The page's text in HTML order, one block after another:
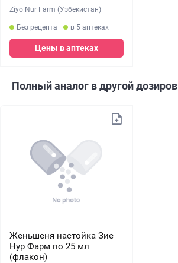
Ziyo Nur Farm (Узбекистан)
Без рецепта в 5 аптеках
Цены в аптеках
Полный аналог в другой
Женьшеня настойка Зие
Нур Фарм по 25 мл
(флакон)